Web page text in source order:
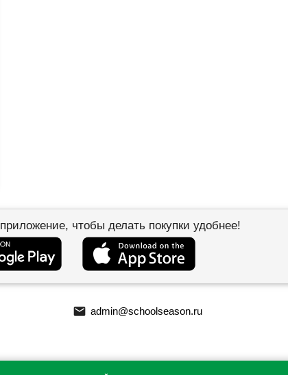
чтобы делать покупки удобнее!
email admin@schoolseason.ru